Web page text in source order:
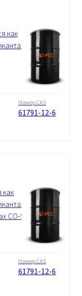
как
Номер CAS
61791-12-6
как
CO-5
Номер CAS
61791-12-6